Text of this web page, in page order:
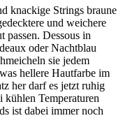
knackige Strings braune
und weichere
passen. Dessous in
oder Nachtblau
sie jedem
hellere Hautfarbe im
her darf es jetzt ruhig
kühlen Temperaturen
ist dabei immer noch